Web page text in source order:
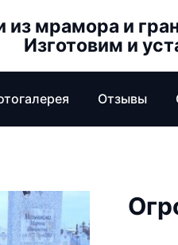
из мрамора и
Изготовим и
Отзывы